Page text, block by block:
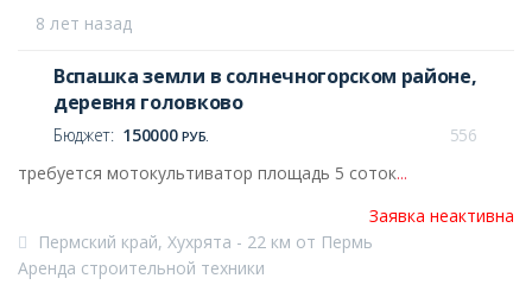
8 лет назад
Вспашка земли в солнечногорском районе,
деревня головково
Бюджет: 150000РУБ.
556
требуется мотокультиватор площадь 5 соток...
Заявка неактивна
Пермский край, Хухрята - 22 км от Пермь
Аренда строительной техники